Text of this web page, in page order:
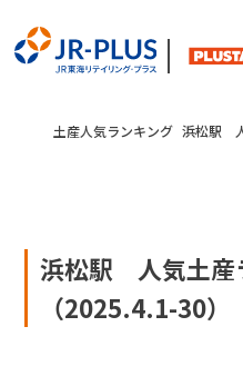
新商品
土産人気ランキング 浜松駅
浜松駅 人気土産
（2025.4.1-30）